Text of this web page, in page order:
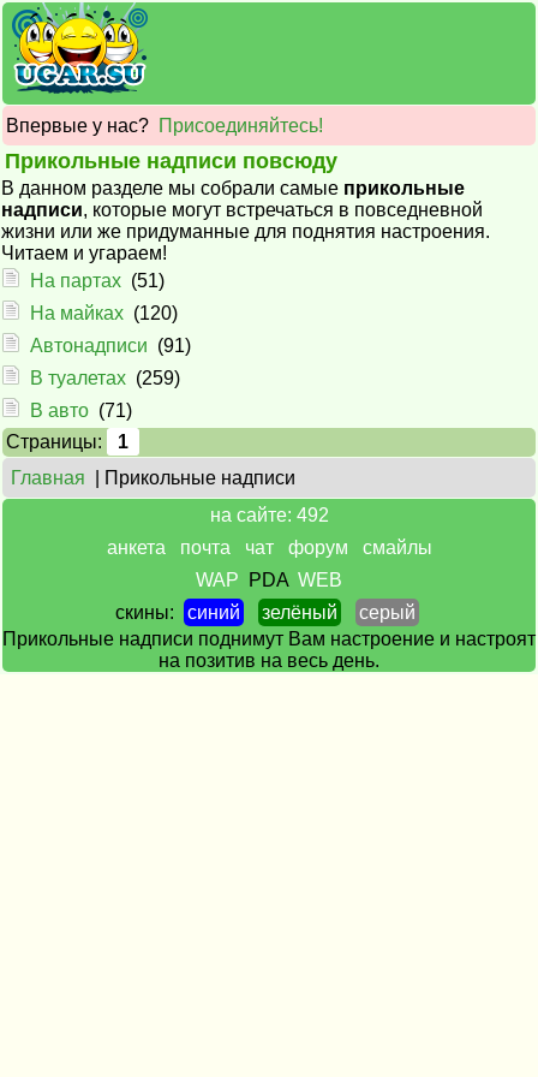
Впервые у нас? Присоединяйтесь!
Прикольные надписи повсюду
В данном разделе мы собрали самые прикольные
надписи, которые могут встречаться в повседневной
жизни или же придуманные для поднятия настроения.
Читаем и угараем!
На партах (51)
На майках (120)
Автонадписи (91)
В туалетах (259)
В авто (71)
Страницы:
1
Главная
| Прикольные надписи
на сайте: 492
анкета
почта чат форум
смайлы
WAP
PDA WEB
скины:
синий зелёный
серый
Прикольные надписи поднимут Вам настроение и настроят
на позитив на весь день.